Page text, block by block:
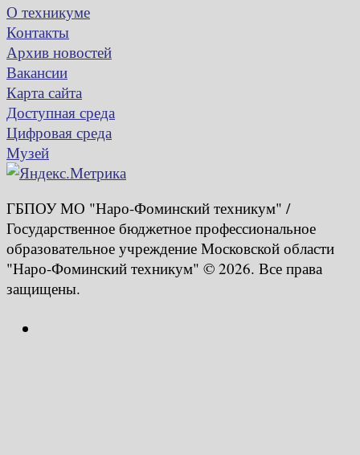
О техникуме
Контакты
Архив новостей
Вакансии
Карта сайта
Доступная среда
Цифровая среда
Музей
ГБПОУ МО "Наро-Фоминский техникум" /
Государственное бюджетное профессиональное
образовательное учреждение Московской области
"Наро-Фоминский техникум" © 2026. Все права
защищены.